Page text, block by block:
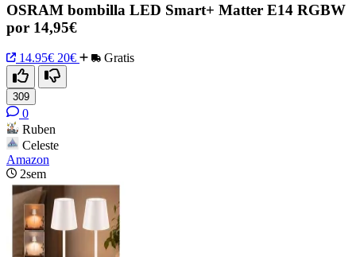
OSRAM bombilla LED Smart+ Matter E14 RGBW
por 14,95€
14.95€ 20€ Gratis
309
0
Ruben
Celeste
Amazon
2sem